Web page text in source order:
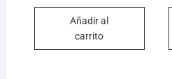
Añadir al
carrito